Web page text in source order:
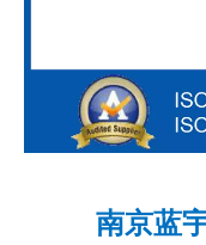
南京蓝